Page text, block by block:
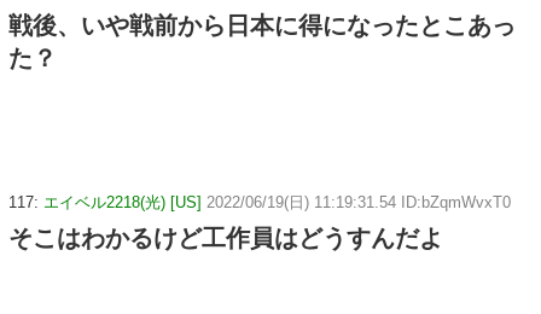
戦後、いや戦前から日本に得になったとこあっ
た？
117: エイベル2218(光) [US] 2022/06/19(日) 11:19:31.54 ID:bZqmWvxT0
そこはわかるけど工作員はどうすんだよ